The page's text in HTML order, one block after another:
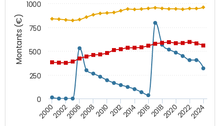
Montants (€)
200020022006200820102012201420162018202020222024
0
250
500
750
1000